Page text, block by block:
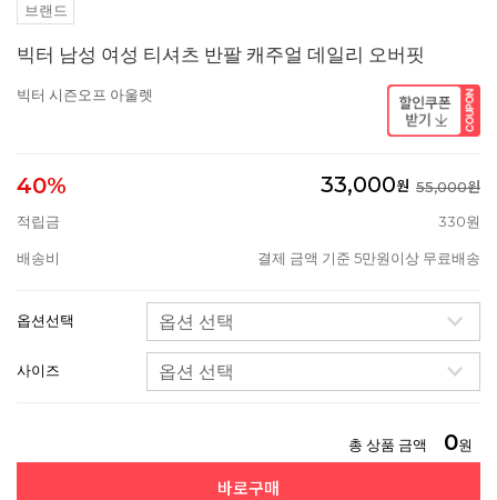
브랜드
빅터 남성 여성 티셔츠 반팔 캐주얼 데일리 오버핏
빅터 시즌오프 아울렛
40% 33,000원 55,000원
적립금
330원
배송비 결제 금액 기준 5만원이상 무료배송
옵션선택
사이즈
총 상품 금액 0원
바로구매